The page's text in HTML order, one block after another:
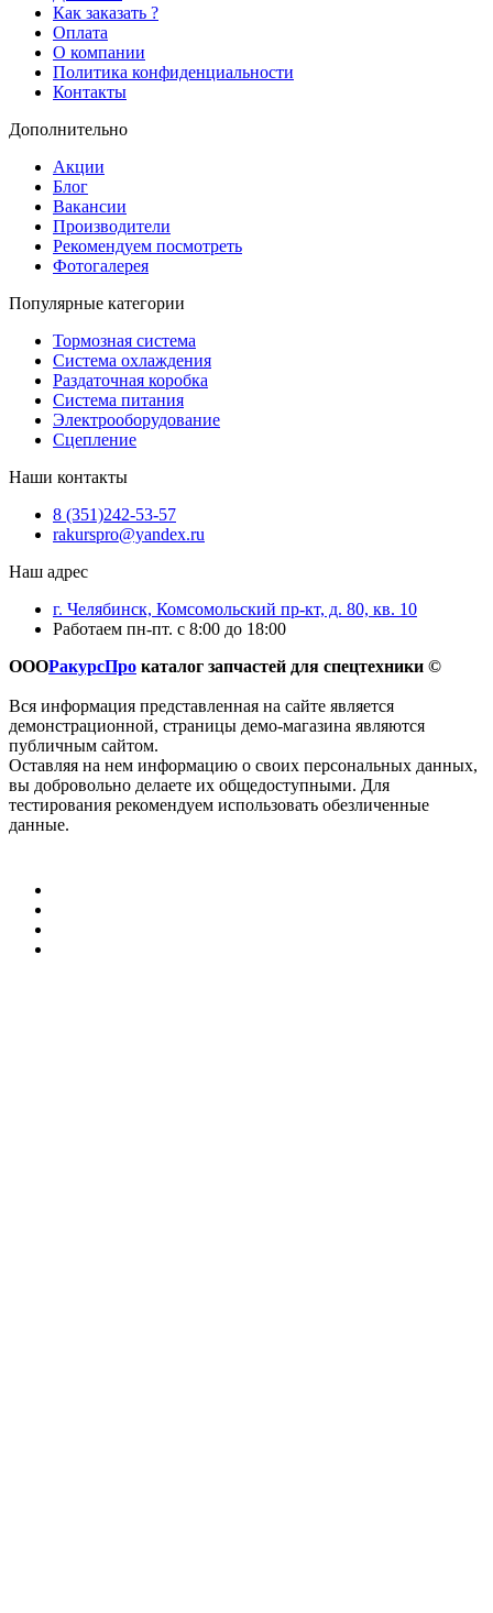
Как заказать ?
Оплата
О компании
Политика конфиденциальности
Контакты
Дополнительно
Акции
Блог
Вакансии
Производители
Рекомендуем посмотреть
Фотогалерея
Популярные категории
Тормозная система
Система охлаждения
Раздаточная коробка
Система питания
Электрооборудование
Сцепление
Наши контакты
8 (351)242-53-57
rakurspro@yandex.ru
Наш адрес
г. Челябинск, Комсомольский пр-кт, д. 80, кв. 10
Работаем пн-пт. с 8:00 до 18:00
ОООРакурсПро каталог запчастей для спецтехники ©
Вся информация представленная на сайте является
демонстрационной, страницы демо-магазина являются
публичным сайтом.
Оставляя на нем информацию о своих персональных данных,
вы добровольно делаете их общедоступными. Для
тестирования рекомендуем использовать обезличенные
данные.